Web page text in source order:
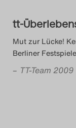
tt-
Mut zur Lücke!
Berliner Festspiele
– TT-Team 2009